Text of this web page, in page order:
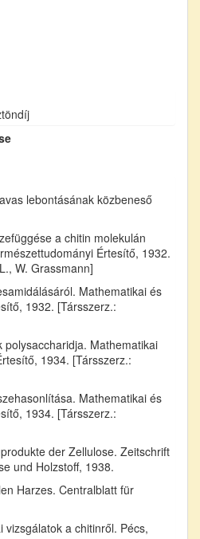
lebontásának közbeneső
a chitin molekulán
Értesítő, 1932.
W. Grassmann]
Mathematikai és
1932. [Társszerz.:
polysaccharidja. Mathematikai
1934. [Társszerz.:
Mathematikai és
1934. [Társszerz.:
der Zellulose. Zeitschrift
und Holzstoff, 1938.
Harzes. Centralblatt für
a chitinről. Pécs,